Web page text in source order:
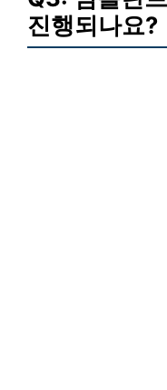
진행되나요?